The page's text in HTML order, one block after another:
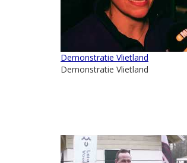
Demonstratie Vlietland
Demonstratie Vlietland